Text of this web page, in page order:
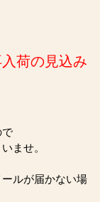
荷の見込み
ませ。
ルが届かない場